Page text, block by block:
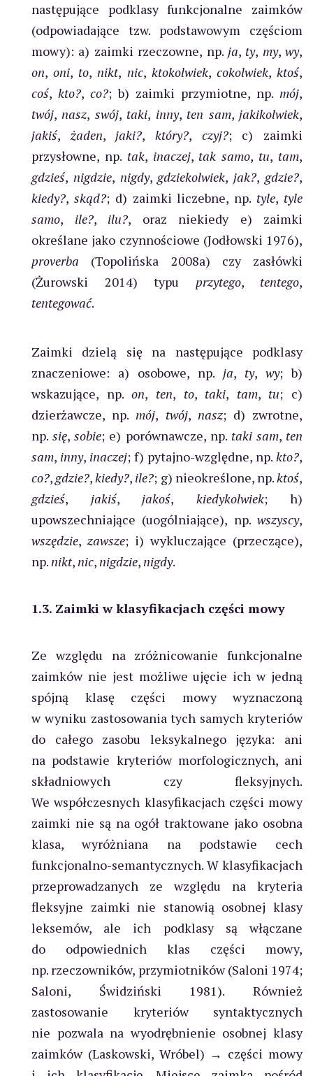
następujące podklasy funkcjonalne zaimków
(odpowiadające tzw. podstawowym częściom
mowy): a) zaimki rzeczowne, np. ja, ty, my, wy,
on,oni, to,nikt, nic, ktokolwiek, cokolwiek,ktoś,
coś, kto?, co?; b) zaimki przymiotne, np. mój,
twój,nasz, swój, taki, inny, ten sam,jakikolwiek,
jakiś,żaden,jaki?,który?, czyj?; c) zaimki
przysłowne, np. tak, inaczej, tak samo, tu, tam,
gdzieś, nigdzie, nigdy,gdziekolwiek,jak?,gdzie?,
kiedy?, skąd?; d) zaimki liczebne, np. tyle, tyle
samo, ile?, ilu?, oraz niekiedy e) zaimki
określane jako czynnościowe (Jodłowski 1976),
proverba (Topolińska 2008a) czy zasłówki
(Żurowski 2014) typu przytego, tentego,
tentegować.
Zaimki dzielą się na następujące podklasy
znaczeniowe: a) osobowe, np. ja, ty, wy; b)
wskazujące, np.on, ten, to, taki, tam, tu; c)
dzierżawcze, np.mój, twój, nasz; d) zwrotne,
np.się,sobie; e) porównawcze, np. taki sam, ten
sam, inny, inaczej; f) pytajno-względne, np. kto?,
co?,gdzie?,kiedy?, ile?; g) nieokreślone, np.ktoś,
gdzieś, jakiś, jakoś, kiedykolwiek; h)
upowszechniające (uogólniające), np. wszyscy,
wszędzie,zawsze; i) wykluczające (przeczące),
np.nikt,nic,nigdzie,nigdy.
1.3. Zaimki w klasyfikacjach części mowy
Ze względu na zróżnicowanie funkcjonalne
zaimków nie jest możliwe ujęcie ich w jedną
spójną klasę części mowy wyznaczoną
w wyniku zastosowania tych samych kryteriów
do całego zasobu leksykalnego języka: ani
na podstawie kryteriów morfologicznych, ani
składniowych czy fleksyjnych.
We współczesnych klasyfikacjach części mowy
zaimki nie są na ogół traktowane jako osobna
klasa, wyróżniana na podstawie cech
funkcjonalno-semantycznych. W klasyfikacjach
przeprowadzanych ze względu na kryteria
fleksyjne zaimki nie stanowią osobnej klasy
leksemów, ale ich podklasy są włączane
do odpowiednich klas części mowy,
np. rzeczowników, przymiotników (Saloni 1974;
Saloni, Świdziński 1981). Również
zastosowanie kryteriów syntaktycznych
nie pozwala na wyodrębnienie osobnej klasy
zaimków (Laskowski, Wróbel) → części mowy